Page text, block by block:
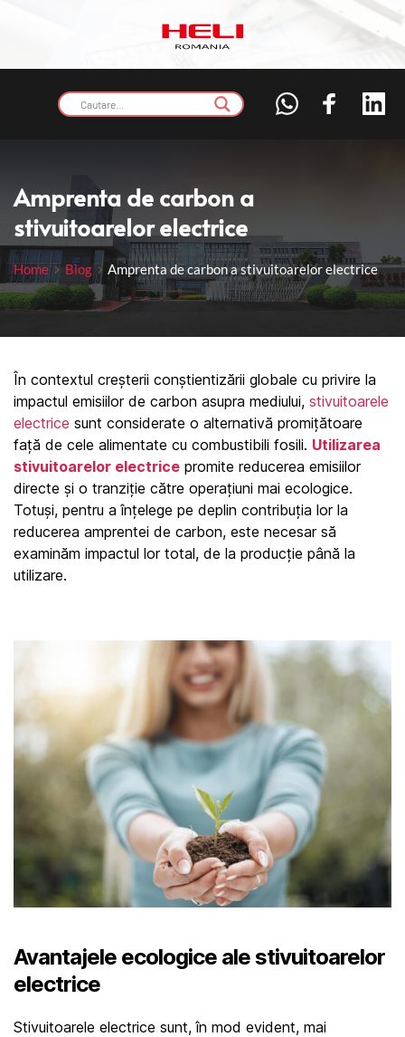
Amprenta de carbon a
stivuitoarelor electrice
Home Blog Amprenta de carbon a stivuitoarelor electrice
În contextul creșterii conștientizării globale cu privire la
impactul emisiilor de carbon asupra mediului, stivuitoarele
electrice sunt considerate o alternativă promițătoare
față de cele alimentate cu combustibili fosili. Utilizarea
stivuitoarelor electrice promite reducerea emisiilor
directe și o tranziție către operațiuni mai ecologice.
Totuși, pentru a înțelege pe deplin contribuția lor la
reducerea amprentei de carbon, este necesar să
examinăm impactul lor total, de la producție până la
utilizare.
Avantajele ecologice ale stivuitoarelor
electrice
Stivuitoarele electrice sunt, în mod evident, mai